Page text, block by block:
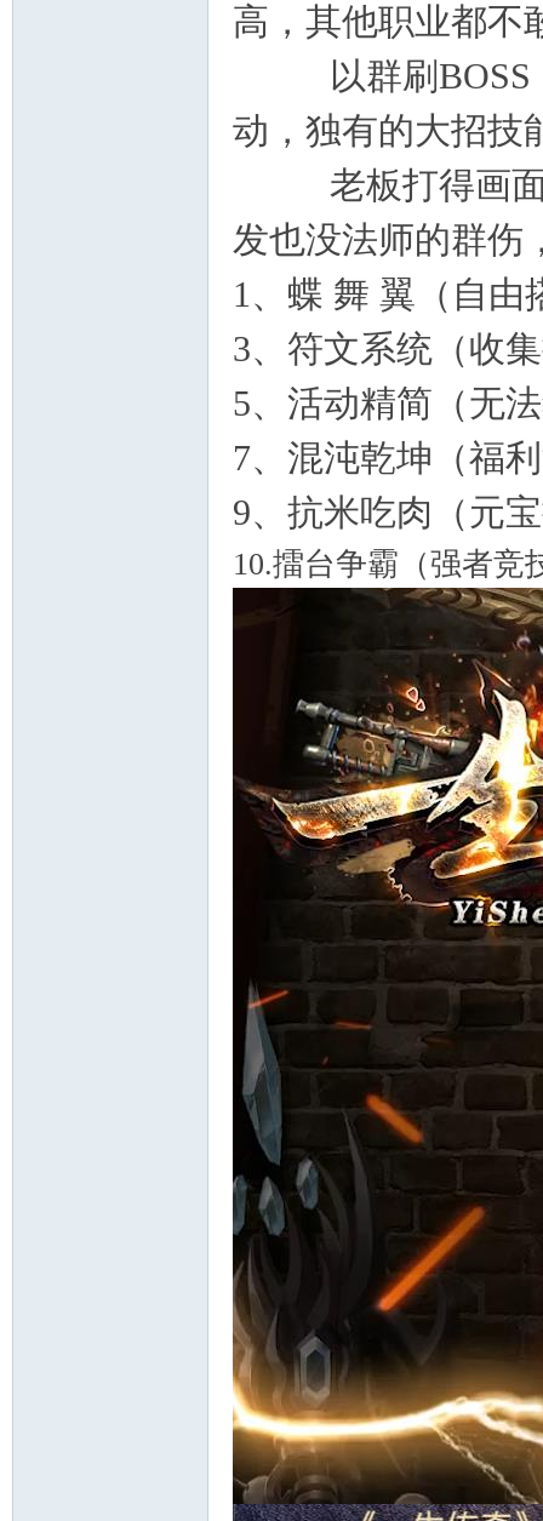
高，其他职业都不
以群刷BOSS，
动，独有的大招技
老板打得画面
发也没法师的群伤
1、蝶 舞 翼（自由
3、符文系统（收
5、活动精简（无
7、混沌乾坤（福
9、抗米吃肉（元
10.擂台争霸（强者竞